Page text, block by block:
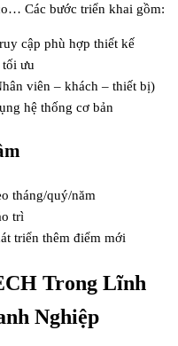
Các bước triển khai gồm:
cập phù hợp thiết kế
tối ưu
viên – khách – thiết bị)
hệ thống cơ bản
tháng/quý/năm
trì
triển thêm điểm mới
Trong Lĩnh
Nghiệp